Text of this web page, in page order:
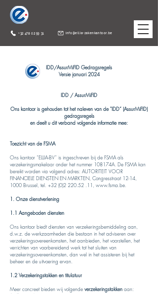
+32 478 02 59 31 info@ellia-zakenkantoor.be
IDD/AssurMiFID Gedragsregels
Versie januari 2024
IDD /AssurMiFID
Ons kantoor is gehouden tot het naleven van de "IDD” (AssurMiFID)
gedragsregels
en deelt u dit verband volgende informatie mee:
Toezicht van de FSMA
Ons kantoor “ELLIA-BV” is ingeschreven bij de FSMA als
verzekeringsmakelaar onder het nummer 108174A. De FSMA kan
bereikt worden via volgend adres: AUTORITEIT VOOR
FINANCIELE DIENSTEN EN MARKTEN, Congresstraat 12-14,
1000 Brussel, tel. +32 (0)2 220.52 .11 , www.fsma.be.
1. Onze dienstverlening
1.1 Aangeboden diensten
Ons kantoor biedt diensten van verzekeringsbemiddeling aan,
d.w.z. de werkzaamheden die bestaan in het adviseren over
verzekeringsovereenkomsten, het aanbieden, het voorstellen, het
verrichten van voorbereidend werk tot het sluiten van
verzekeringsovereenkomsten, dan wel in het assisteren bij het
beheer en de uitvoering ervan.
1.2 Verzekeringstakken en titulatuur
Meer concreet bieden wij volgende verzekeringstakken aan: